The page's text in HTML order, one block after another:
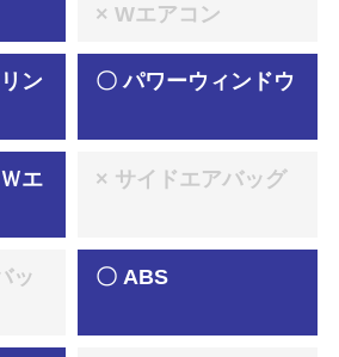
× Wエアコン
ン
〇 パワーウィンドウ
エ
× サイドエアバッグ
ッ
〇 ABS